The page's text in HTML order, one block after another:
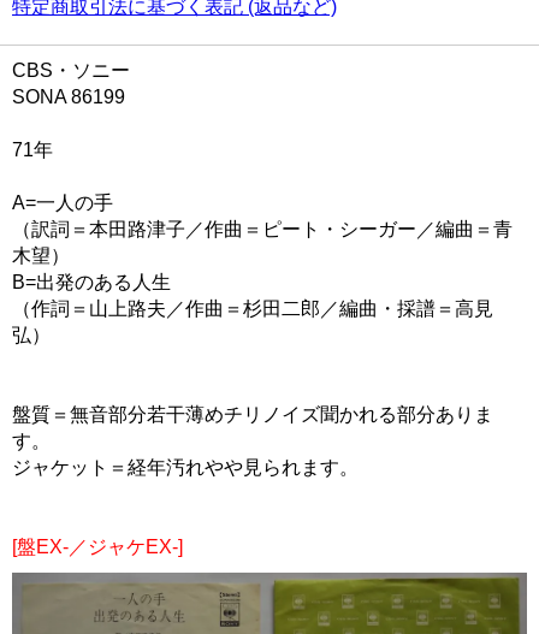
特定商取引法に基づく表記 (返品など)
CBS・ソニー
SONA 86199
71年
A=一人の手
（訳詞＝本田路津子／作曲＝ピート・シーガー／編曲＝青
木望）
B=出発のある人生
（作詞＝山上路夫／作曲＝杉田二郎／編曲・採譜＝高見
弘）
盤質＝無音部分若干薄めチリノイズ聞かれる部分ありま
す。
ジャケット＝経年汚れやや見られます。
[盤EX-／ジャケEX-]